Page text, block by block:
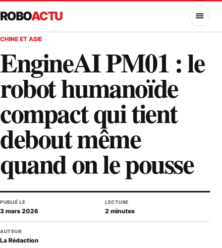
ROBOACTU MENU
CHINE ET ASIE
EngineAI PM01 : le
robot humanoïde
compact qui tient
debout même
quand on le pousse
PUBLIÉ LE
3 mars 2026
LECTURE
2 minutes
AUTEUR
La Rédaction